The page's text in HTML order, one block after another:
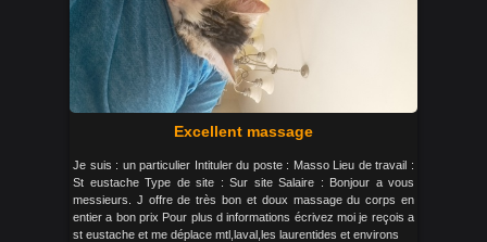
Excellent massage
Je suis : un particulier Intituler du poste : Masso Lieu de travail :
St eustache Type de site : Sur site Salaire : Bonjour a vous
messieurs. J offre de très bon et doux massage du corps en
entier a bon prix Pour plus d informations écrivez moi je reçois a
st eustache et me déplace mtl,laval,les laurentides et environs